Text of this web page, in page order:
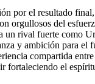
por el resultado
orgullosos del
un rival fuerte como
y ambición para el
compartida
fortaleciendo el